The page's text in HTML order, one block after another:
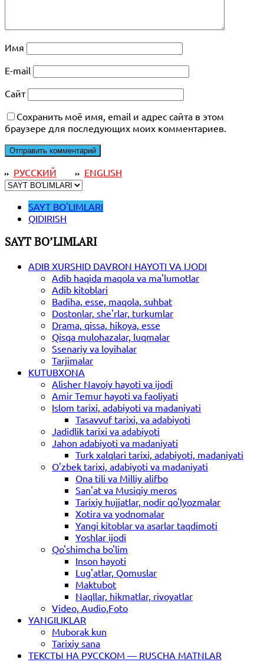
Имя
E-mail
Сайт
Сохранить моё имя, email и адрес сайта в этом
браузере для последующих моих комментариев.
РУССКИЙ ENGLISH
SAYT BO'LIMLARI
QIDIRISH
SAYT BO’LIMLARI
ADIB XURSHID DAVRON HAYOTI VA IJODI
Adib haqida maqola va ma'lumotlar
Adib kitoblari
Badiha, esse, maqola, suhbat
Dostonlar, she'rlar, turkumlar
Drama, qissa, hikoya, esse
Qisqa mulohazalar, luqmalar
Ssenariy va loyihalar
Tarjimalar
KUTUBXONA
Alisher Navoiy hayoti va ijodi
Amir Temur hayoti va faoliyati
Islom tarixi, adabiyoti va madaniyati
Tasavvuf tarixi, va adabiyoti
Jadidlik tarixi va adabiyoti
Jahon adabiyoti va madaniyati
Turk xalqlari tarixi, adabiyoti, madaniyati
O'zbek tarixi, adabiyoti va madaniyati
Ona tili va Milliy alifbo
San'at va Musiqiy meros
Tarixiy hujjatlar, nodir qo'lyozmalar
Xotira va yodnomalar
Yangi kitoblar va asarlar taqdimoti
Yoshlar ijodi
Qo'shimcha bo'lim
Inson hayoti
Lug'atlar, Qomuslar
Maktubot
Naqllar, hikmatlar, rivoyatlar
Video, Audio,Foto
YANGILIKLAR
Muborak kun
Tarixiy sana
ТЕКСТЫ НА РУССКОМ — RUSCHA MATNLAR